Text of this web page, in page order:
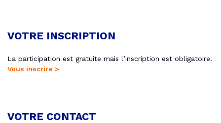
VOTRE INSCRIPTION
La participation est gratuite mais l’inscription est obligatoire.
Vous inscrire >
VOTRE CONTACT